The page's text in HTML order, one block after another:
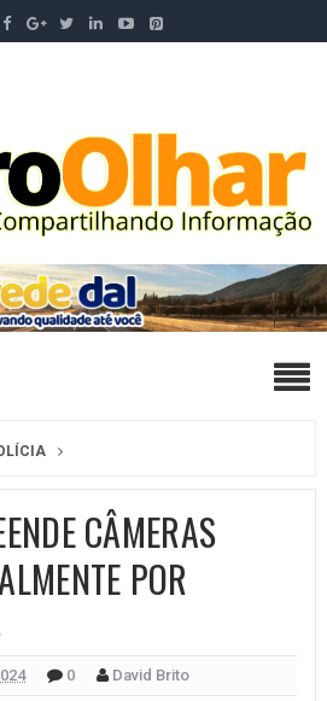
CÂMERAS
POR
0 David Brito